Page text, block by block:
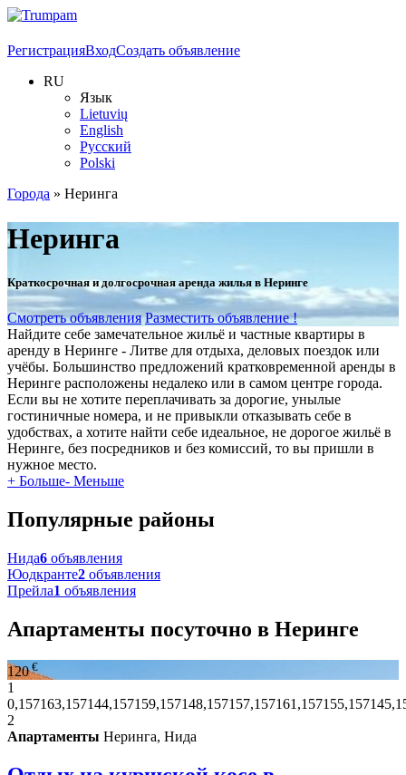
РегистрацияВходСоздать объявление
RU
Язык
Lietuvių
English
Русский
Polski
Города » Неринга
Неринга
Краткосрочная и долгосрочная аренда жилья в Неринге
Смотреть объявления Разместить объявление !
Найдите себе замечательное жильё и частные квартиры в
аренду в Неринге - Литве для отдыха, деловых поездок или
учёбы. Большинство предложений кратковременной аренды в
Неринге расположены недалеко или в самом центре города.
Если вы не хотите переплачивать за дорогие, унылые
гостиничные номера, и не привыкли отказывать себе в
удобствах, а хотите найти себе идеальное, не дорогое жильё в
Неринге, без посредников и без комиссий, то вы пришли в
нужное место.
+ Больше- Меньше
Популярные районы
Нида6 объявления
Юодкранте2 объявления
Прейла1 объявления
Апартаменты посуточно в Неринге
120€
1
2
Апартаменты Неринга, Нида